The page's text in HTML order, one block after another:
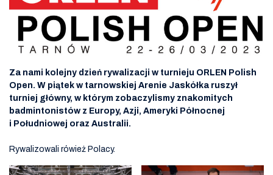
Za nami kolejny dzień rywalizacji w turnieju ORLEN Polish
Open. W piątek w tarnowskiej Arenie Jaskółka ruszył
turniej główny, w którym zobaczylismy znakomitych
badmintonistów z Europy, Azji, Ameryki Północnej
i Południowej oraz Australii.
Rywalizowali rówież Polacy.